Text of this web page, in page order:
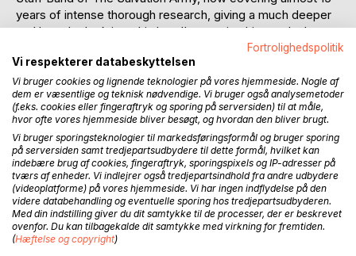
years of intense thorough research, giving a much deeper
and broader look into this band's amazing history. It also
incorporates more biographical information and enlightens
the context more, since that has been requested by many.
Tracing down the story of the Danish Staff Band has
involved hard detective work, tracking down
documentation that have gone missing and discovered that
others remain lost or unaccounted for. Hunted down
remaining extracts of sometimes unexpected, disappeared
documents, and been digging out hundreds of forgotten
memoires through diaries, and as a result of the previous
book, many people from around the world has come
forward with information from their private archives.
The mission for the Staff Band, established in 1890, was to
set the pattern for Salvation Army bands in Denmark, be
Fortrolighedspolitik
Vi respekterer databeskyttelsen
Vi bruger cookies og lignende teknologier på vores hjemmeside. Nogle af
dem er væsentlige og teknisk nødvendige. Vi bruger også analysemetoder
(f.eks. cookies eller fingeraftryk og sporing på serversiden) til at måle,
hvor ofte vores hjemmeside bliver besøgt, og hvordan den bliver brugt.
Vi bruger sporingsteknologier til markedsføringsformål og bruger sporing
på serversiden samt tredjepartsudbydere til dette formål, hvilket kan
indebære brug af cookies, fingeraftryk, sporingspixels og IP-adresser på
tværs af enheder. Vi indlejrer også tredjepartsindhold fra andre udbydere
(videoplatforme) på vores hjemmeside. Vi har ingen indflydelse på den
videre databehandling og eventuelle sporing hos tredjepartsudbyderen.
Med din indstilling giver du dit samtykke til de processer, der er beskrevet
ovenfor. Du kan tilbagekalde dit samtykke med virkning for fremtiden.
(Hæftelse og copyright)